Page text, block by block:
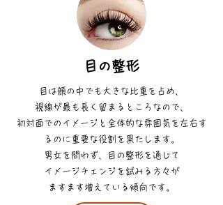
目の整形
目は顔の中でも大きな比重を占め、
視線が最も長く留まるところなので、
初対面でのイメージと全体的な雰囲気を左右す
るのに重要な役割を果たします。
男女を問わず、目の整形を通じて
イメージチェンジを試みる方々が
ますます増えている傾向です。